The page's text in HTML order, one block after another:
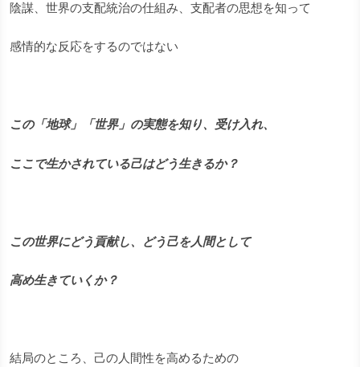
陰謀、世界の支配統治の仕組み、支配者の思想を知って
感情的な反応をするのではない
この「地球」「世界」の実態を知り、受け入れ、
ここで生かされている己はどう生きるか？
この世界にどう貢献し、どう己を人間として
高め生きていくか？
結局のところ、己の人間性を高めるための